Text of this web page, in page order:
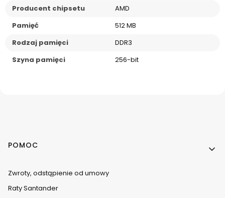
Producent chipsetu
AMD
Pamięć
512 MB
Rodzaj pamięci
DDR3
Szyna pamięci
256-bit
Linki w stopce
POMOC
Zwroty, odstąpienie od umowy
Raty Santander